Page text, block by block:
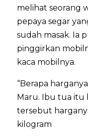
melihat seorang
pepaya segar
sudah masak. Ia
pinggirkan
kaca mobilnya.
“Berapa
Maru. Ibu tua itu
tersebut
kilogram